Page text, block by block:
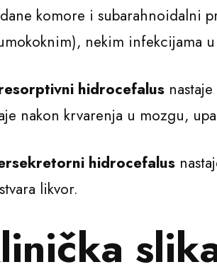
komore i subarahnoidalni
nekim infekcijama
hidrocefalus
nakon krvarenja u mozgu,
hidrocefalus
likvor.